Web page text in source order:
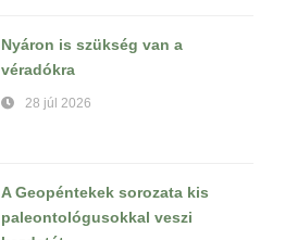
Nyáron is szükség van a
véradókra
28 júl 2026
A Geopéntekek sorozata kis
paleontológusokkal veszi